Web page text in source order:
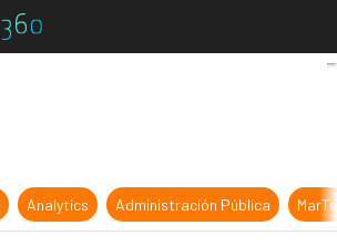
Amine Boumediane, CMO de
Analytics Administración Pública